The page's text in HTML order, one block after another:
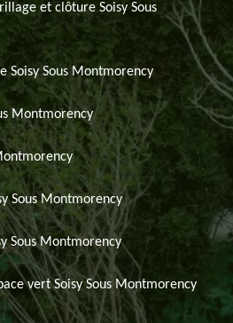
et clôture Soisy Sous
Soisy Sous Montmorency
Montmorency
Sous Montmorency
Sous Montmorency
vert Soisy Sous Montmorency